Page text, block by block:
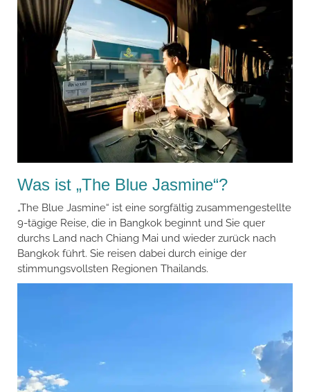
Was ist „The Blue Jasmine“?
„The Blue Jasmine“ ist eine sorgfältig zusammengestellte
9-tägige Reise, die in Bangkok beginnt und Sie quer
durchs Land nach Chiang Mai und wieder zurück nach
Bangkok führt. Sie reisen dabei durch einige der
stimmungsvollsten Regionen Thailands.